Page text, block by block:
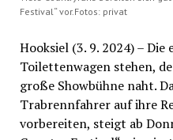
Festival“ vor.Fotos: privat
Hooksiel (3. 9. 2024) –
Toilettenwagen stehen,
große Showbühne naht.
Trabrennfahrer auf ihre
vorbereiten, steigt ab